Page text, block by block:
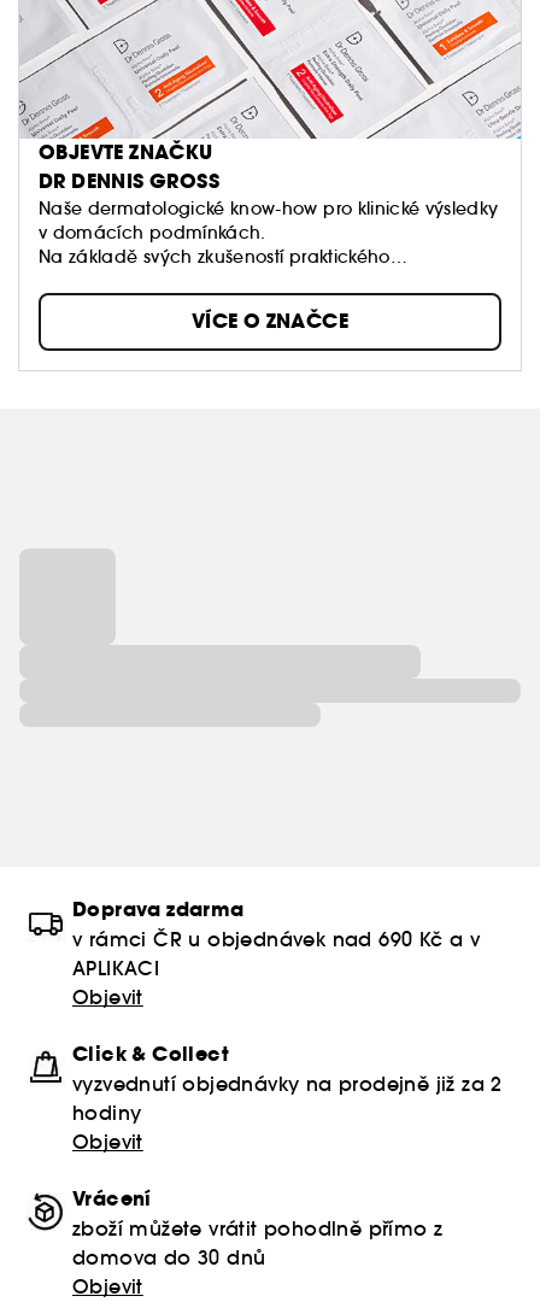
OBJEVTE ZNAČKU
DR DENNIS GROSS
Naše dermatologické know-how pro klinické výsledky
v domácích podmínkách.
Na základě svých zkušeností praktického
Dennis Gross účinné, klinicky ověřené produkty péče
o pleť, které řeší širokou škálu kožních problémů.
VÍCE O ZNAČCE
Doprava zdarma
v rámci ČR u objednávek nad 690 Kč a v
APLIKACI
Objevit
Click & Collect
vyzvednutí objednávky na prodejně již za 2
hodiny
Objevit
Vrácení
zboží můžete vrátit pohodlně přímo z
domova do 30 dnů
Objevit